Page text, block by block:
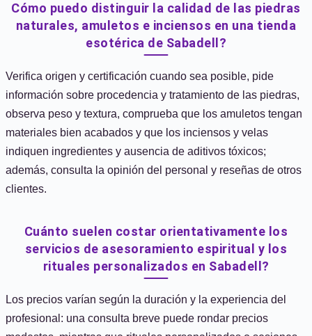
Cómo puedo distinguir la calidad de las piedras
naturales, amuletos e inciensos en una tienda
esotérica de Sabadell?
Verifica origen y certificación cuando sea posible, pide
información sobre procedencia y tratamiento de las piedras,
observa peso y textura, comprueba que los amuletos tengan
materiales bien acabados y que los inciensos y velas
indiquen ingredientes y ausencia de aditivos tóxicos;
además, consulta la opinión del personal y reseñas de otros
clientes.
Cuánto suelen costar orientativamente los
servicios de asesoramiento espiritual y los
rituales personalizados en Sabadell?
Los precios varían según la duración y la experiencia del
profesional: una consulta breve puede rondar precios